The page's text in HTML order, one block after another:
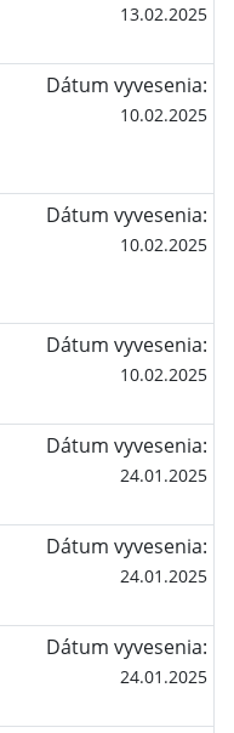
13.02.2025
Dátum vyvesenia:
10.02.2025
Dátum vyvesenia:
10.02.2025
Dátum vyvesenia:
10.02.2025
Dátum vyvesenia:
24.01.2025
Dátum vyvesenia:
24.01.2025
Dátum vyvesenia:
24.01.2025